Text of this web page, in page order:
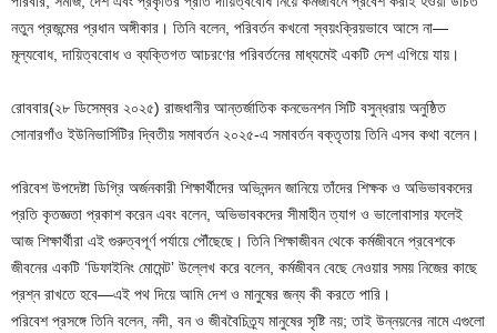
নতুন প্রজন্মের প্রধান অঙ্গীকার। তিনি বলেন, পরিবর্তন কখনো স্বয়ংক্রিয়ভাবে আসে না—
মূল্যবোধ, দায়িত্ববোধ ও ব্যক্তিগত আচরণের পরিবর্তনের মাধ্যমেই একটি দেশ এগিয়ে যায়।
রোববার(২৮ ডিসেম্বর ২০২৫) রাজধানীর আন্তর্জাতিক কনভেনশন সিটি বসুন্ধরায় অনুষ্ঠিত
সোনারগাঁও ইউনিভার্সিটির দ্বিতীয় সমাবর্তন ২০২৫-এ সমাবর্তন বক্তৃতায় তিনি এসব কথা বলেন।
পরিবেশ উপদেষ্টা ডিগ্রি অর্জনকারী শিক্ষার্থীদের অভিনন্দন জানিয়ে তাঁদের শিক্ষক ও অভিভাবকদের
প্রতি কৃতজ্ঞতা প্রকাশ করেন এবং বলেন, অভিভাবকদের সীমাহীন ত্যাগ ও ভালোবাসার ফলেই
আজ শিক্ষার্থীরা এই গুরুত্বপূর্ণ পর্যায়ে পৌঁছেছে। তিনি শিক্ষাজীবন থেকে কর্মজীবনে প্রবেশকে
জীবনের একটি ‘ডিফাইনিং মোমেন্ট’ উল্লেখ করে বলেন, কর্মজীবন বেছে নেওয়ার সময় নিজের কাছে
প্রশ্ন রাখতে হবে—এই পথ দিয়ে আমি দেশ ও মানুষের জন্য কী করতে পারি।
পরিবেশ প্রসঙ্গে তিনি বলেন, নদী, বন ও জীববৈচিত্র্য মানুষের সৃষ্টি নয়; তাই উন্নয়নের নামে এগুলো